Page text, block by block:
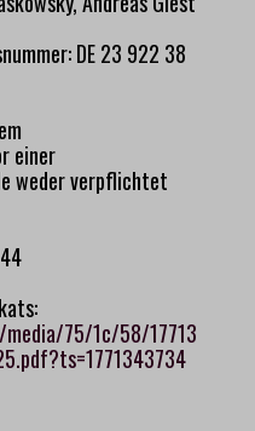
DE 23 922 38
einer
weder verpflichtet
75/1c/58/17713